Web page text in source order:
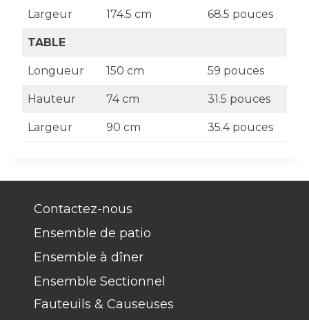
Largeur 174.5 cm 68.5 pouces
TABLE
Longueur 150 cm 59 pouces
Hauteur 74 cm 31.5 pouces
Largeur 90 cm 35.4 pouces
Contactez-nous
Ensemble de patio
Ensemble à dîner
Ensemble Sectionnel
Fauteuils & Causeuses